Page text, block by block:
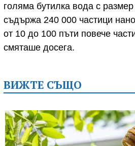
голяма бутилка вода с
съдържа 240 000 частици
от 10 до 100 пъти повече
смяташе досега.
ВИЖТЕ СЪЩО